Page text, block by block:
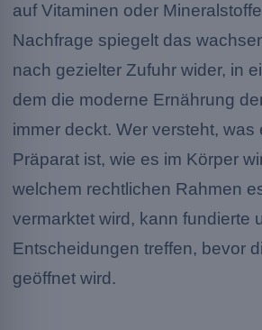
auf Vitaminen oder
Nachfrage spiegelt das
nach gezielter Zufuhr wider, in
dem die moderne Ernährung
immer deckt. Wer versteht, was
Präparat ist, wie es im Körper
welchem rechtlichen Rahmen
vermarktet wird, kann fundierte
Entscheidungen treffen, bevor
geöffnet wird.